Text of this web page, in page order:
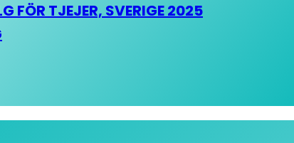
FÖR TJEJER, SVERIGE 2025